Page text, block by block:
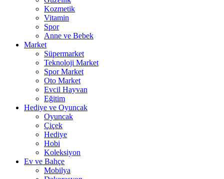
Kozmetik
Vitamin
Spor
Anne ve Bebek
Market
Süpermarket
Teknoloji Market
Spor Market
Oto Market
Evcil Hayvan
Eğitim
Hediye ve Oyuncak
Oyuncak
Çiçek
Hediye
Hobi
Koleksiyon
Ev ve Bahçe
Mobilya